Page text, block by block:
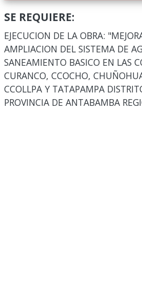
SE REQUIERE:
EJECUCION DE LA OBRA:
AMPLIACION DEL SISTEMA DE
SANEAMIENTO BASICO EN LAS
CURANCO, CCOCHO,
CCOLLPA Y TATAPAMPA
PROVINCIA DE ANTABAMBA